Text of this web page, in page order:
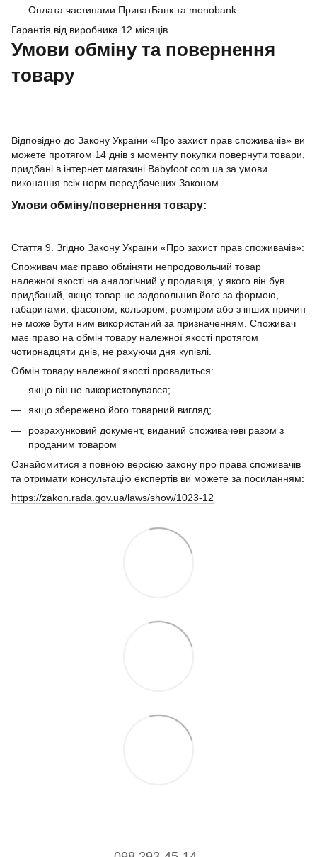
Оплата частинами ПриватБанк та monobank
Гарантія від виробника 12 місяців.
Умови обміну та повернення
товару
Відповідно до Закону України «Про захист прав споживачів» ви
можете протягом 14 днів з моменту покупки повернути товари,
придбані в інтернет магазині Babyfoot.com.ua за умови
виконання всіх норм передбачених Законом.
Умови обміну/повернення товару:
Стаття 9. Згідно Закону України «Про захист прав споживачів»:
Споживач має право обміняти непродовольчий товар
належної якості на аналогічний у продавця, у якого він був
придбаний, якщо товар не задовольнив його за формою,
габаритами, фасоном, кольором, розміром або з інших причин
не може бути ним використаний за призначенням. Споживач
має право на обмін товару належної якості протягом
чотирнадцяти днів, не рахуючи дня купівлі.
Обмін товару належної якості провадиться:
якщо він не використовувався;
якщо збережено його товарний вигляд;
розрахунковий документ, виданий споживачеві разом з
проданим товаром
Ознайомитися з повною версією закону про права споживачів
та отримати консультацію експертів ви можете за посиланням:
https://zakon.rada.gov.ua/laws/show/1023-12